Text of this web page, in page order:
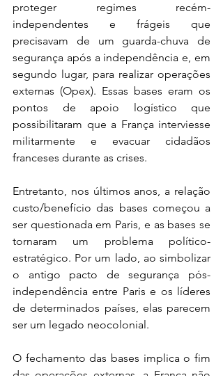
proteger regimes recém-
independentes e frágeis que
precisavam de um guarda-chuva de
segurança após a independência e, em
segundo lugar, para realizar operações
externas (Opex). Essas bases eram os
pontos de apoio logístico que
possibilitaram que a França interviesse
militarmente e evacuar cidadãos
franceses durante as crises.
Entretanto, nos últimos anos, a relação
custo/benefício das bases começou a
ser questionada em Paris, e as bases se
tornaram um problema político-
estratégico. Por um lado, ao simbolizar
o antigo pacto de segurança pós-
independência entre Paris e os líderes
de determinados países, elas parecem
ser um legado neocolonial.
O fechamento das bases implica o fim
das operações externas, a França não